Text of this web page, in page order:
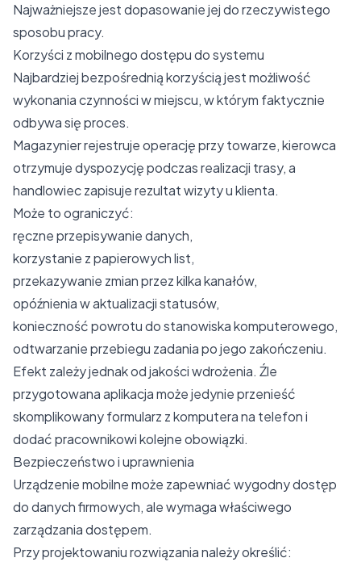
Najważniejsze jest dopasowanie jej do rzeczywistego
sposobu pracy.
Korzyści z mobilnego dostępu do systemu
Najbardziej bezpośrednią korzyścią jest możliwość
wykonania czynności w miejscu, w którym faktycznie
odbywa się proces.
Magazynier rejestruje operację przy towarze, kierowca
otrzymuje dyspozycję podczas realizacji trasy, a
handlowiec zapisuje rezultat wizyty u klienta.
Może to ograniczyć:
ręczne przepisywanie danych,
korzystanie z papierowych list,
przekazywanie zmian przez kilka kanałów,
opóźnienia w aktualizacji statusów,
konieczność powrotu do stanowiska komputerowego,
odtwarzanie przebiegu zadania po jego zakończeniu.
Efekt zależy jednak od jakości wdrożenia. Źle
przygotowana aplikacja może jedynie przenieść
skomplikowany formularz z komputera na telefon i
dodać pracownikowi kolejne obowiązki.
Bezpieczeństwo i uprawnienia
Urządzenie mobilne może zapewniać wygodny dostęp
do danych firmowych, ale wymaga właściwego
zarządzania dostępem.
Przy projektowaniu rozwiązania należy określić: